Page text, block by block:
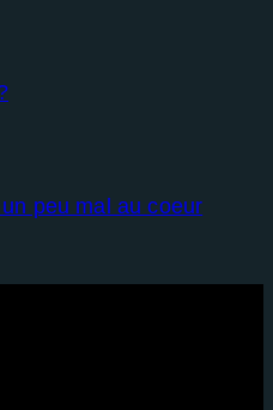
peu mal au coeur